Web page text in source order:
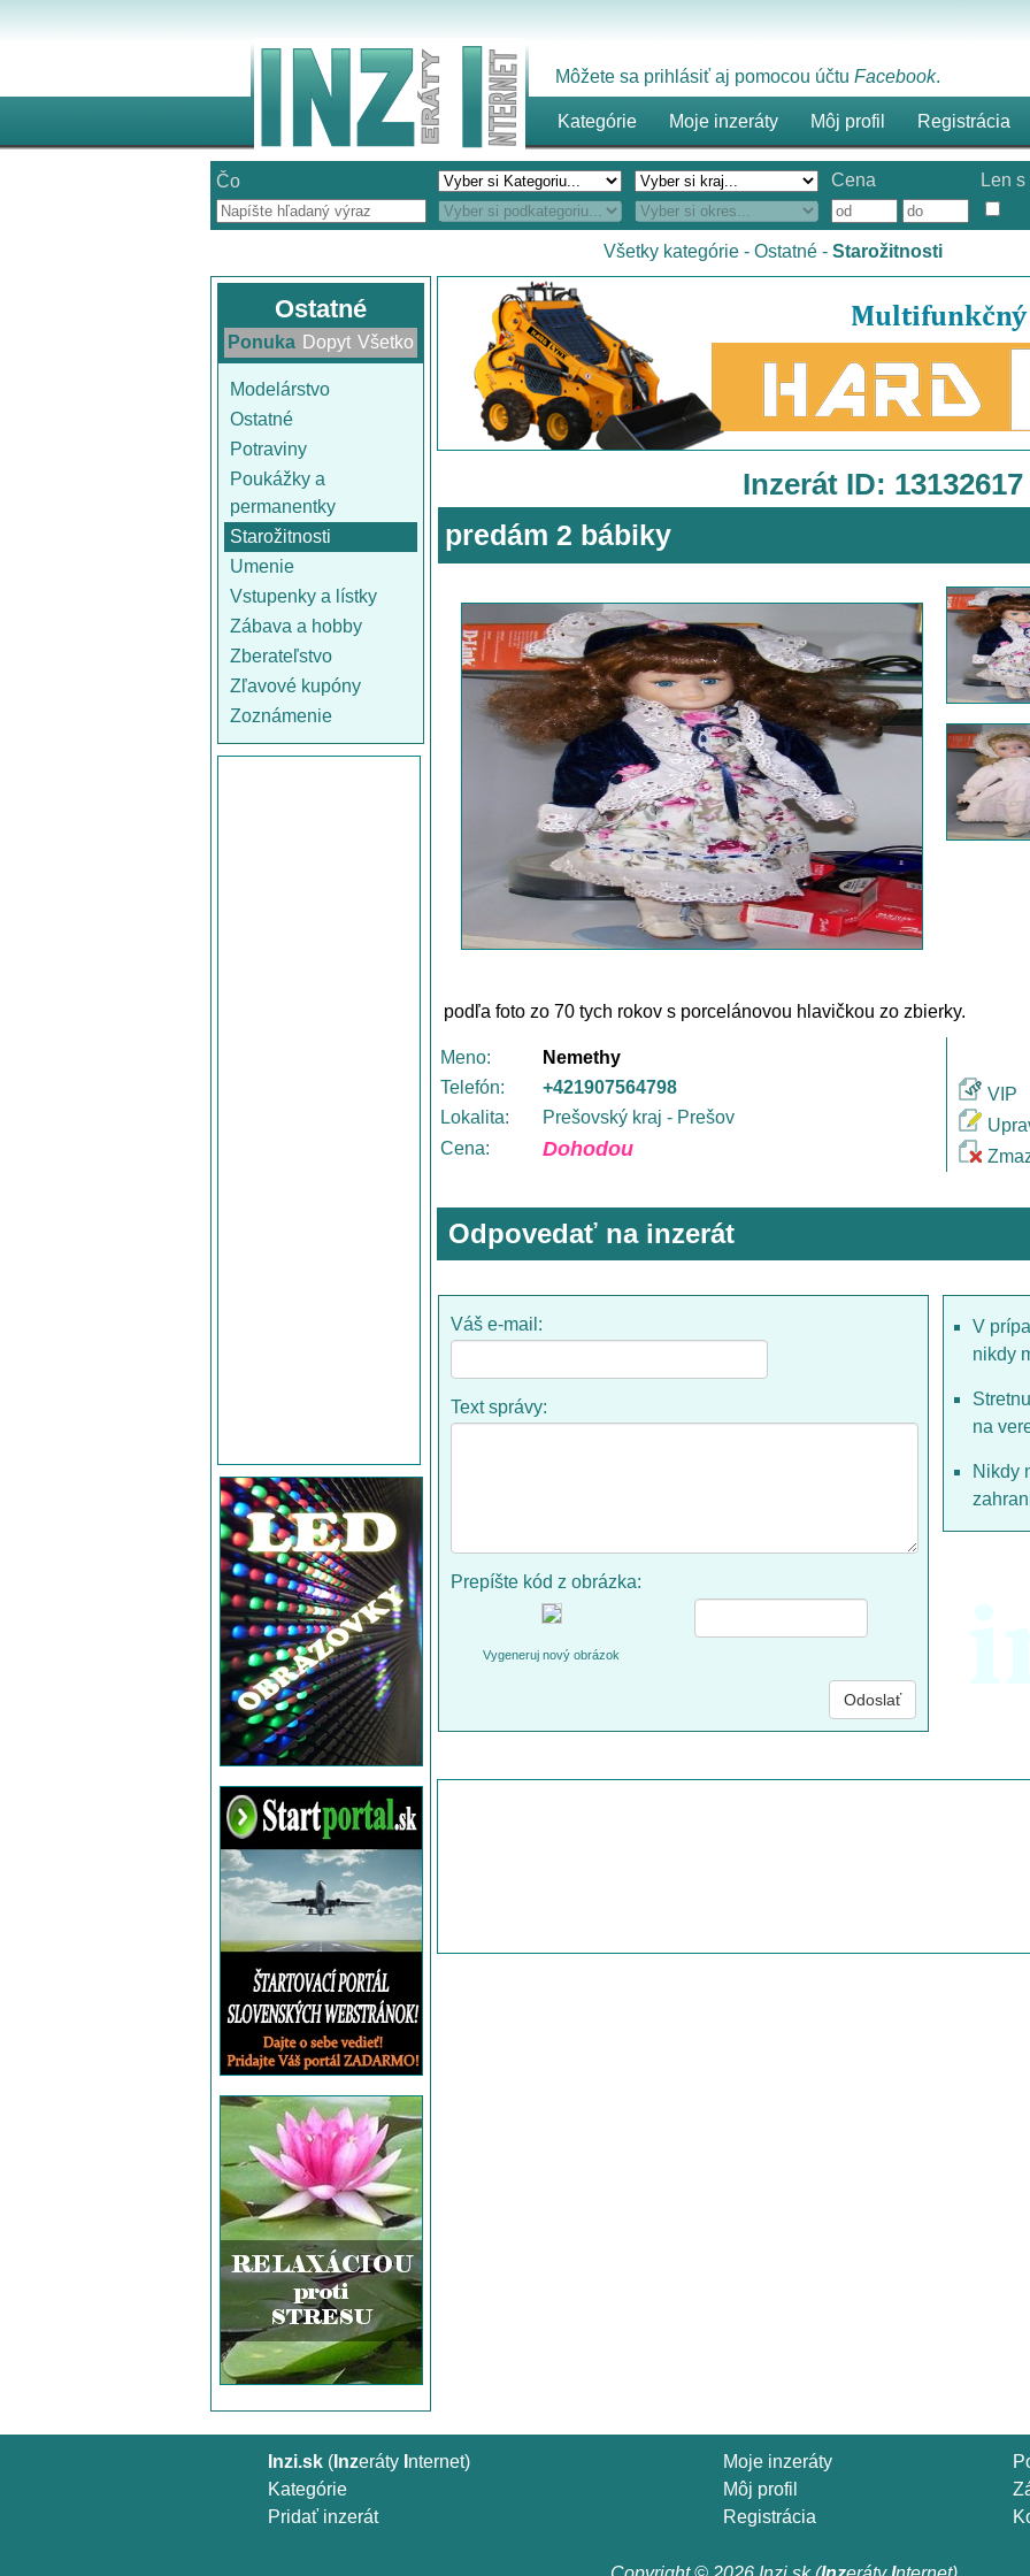
Môžete sa prihlásiť aj pomocou účtu Facebook.
Kategórie Moje inzeráty Môj profil Registrácia
Čo Cena
Len
Všetky kategórie- Ostatné- Starožitnosti
Ostatné
Ponuka Dopyt Všetko
Modelárstvo
Ostatné
Potraviny
Poukážky a
permanentky
Starožitnosti
Umenie
Vstupenky a lístky
Zábava a hobby
Zberateľstvo
Zľavové kupóny
Zoznámenie
Inzerát ID: 13132617
predám 2 bábiky
podľa foto zo 70 tych rokov s porcelánovou hlavičkou zo zbierky.
Meno:
Nemethy
Telefón:
+421907564798
Lokalita:
Prešovský kraj - Prešov
Cena:
Dohodou
VIP
Odpovedať na inzerát
Váš e-mail:
Text správy:
Prepíšte kód z obrázka:
Vygeneruj nový obrázok
V
nikdy
na
Nikdy
Inzi.sk(Inzeráty nternet)
Kategórie
Pridať inzerát
Moje inzeráty
Môj profil
Registrácia